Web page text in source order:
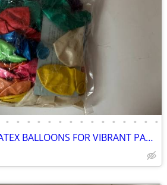
• • • • • • • • • • • • • • •
ASSORTED COLOR LATEX BALLOONS FOR VIBRANT PARTY DECORATIONS EVERYWHERE